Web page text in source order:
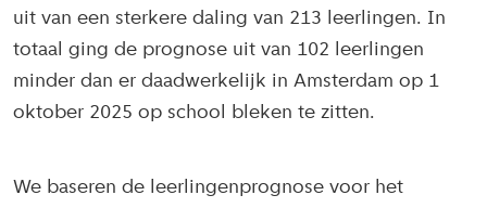
uit van een sterkere daling van 213 leerlingen. In
totaal ging de prognose uit van 102 leerlingen
minder dan er daadwerkelijk in Amsterdam op 1
oktober 2025 op school bleken te zitten.
We baseren de leerlingenprognose voor het